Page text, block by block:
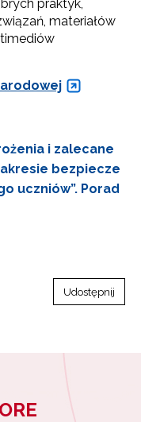
praktyk,
materiałów
i zalecane
bezpiecze
uczniów”. Porad
Udostępnij